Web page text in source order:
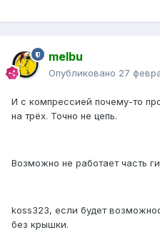
melbu
Опубликовано 27
И с компрессией почему-то
на трёх. Точно не цепь.
Возможно не работает часть
koss323, если будет
без крышки.